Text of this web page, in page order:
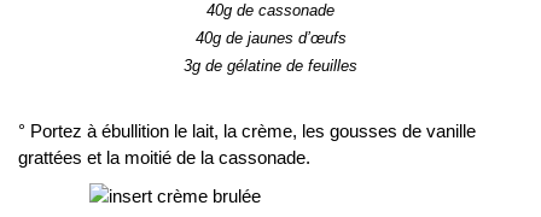
40g de cassonade
40g de jaunes d’œufs
3g de gélatine de feuilles
° Portez à ébullition le lait, la crème, les gousses de vanille
grattées et la moitié de la cassonade.